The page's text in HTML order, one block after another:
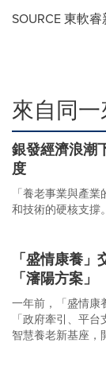
SOURCE 東軟
來自同
銀發經濟浪潮
度
「養老事業與產
和技術的硬核支撐
「盛情康養
「瀋陽方案」
一年前，「盛情康
「政府牽引、平
智慧養老新基座，